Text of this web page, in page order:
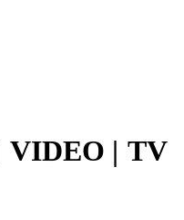
VIDEO | TV